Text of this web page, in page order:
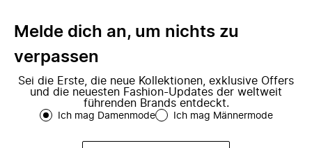
Melde dich an, um nichts zu
verpassen
Sei die Erste, die neue Kollektionen, exklusive Offers
und die neuesten Fashion-Updates der weltweit
führenden Brands entdeckt.
Ich mag Damenmode Ich mag Männermode